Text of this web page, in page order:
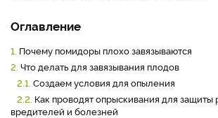
Оглавление
1. Почему помидоры плохо завязываются
2. Что делать для завязывания плодов
2.1. Создаем условия для опыления
2.2. Как проводят опрыскивания для защиты
вредителей и болезней